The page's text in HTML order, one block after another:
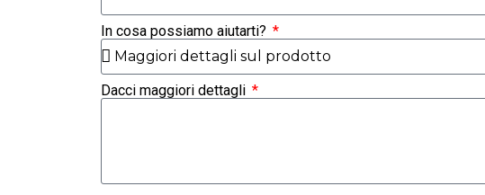
In cosa possiamo aiutarti?
Dacci maggiori dettagli